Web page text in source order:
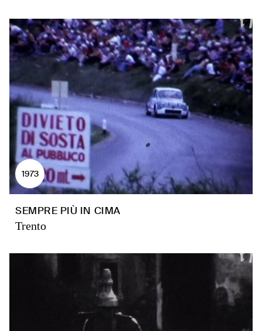
1973
SEMPRE PIÙ IN CIMA
Trento